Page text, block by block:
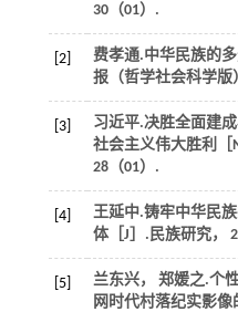
30（01）.
[2] 费孝通.中华民族的
报（哲学社会科学版
[3]
习近平.决胜全面建
社会主义伟大胜利［
28（01）.
[4]
王延中.铸牢中华民
体［J］. 民族研究，
[5]
兰东兴， 郑媛之.个
网时代村落纪实影